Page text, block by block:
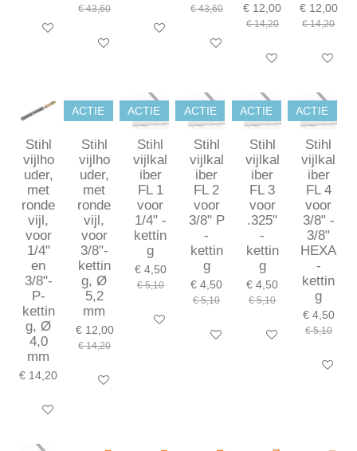
In winkelwagen
€ 43,60
In winkelwagen
In winkelwagen
€ 43,60
In winkelwagen
€ 12,00
€ 14,20
In winkelwagen
€ 12,00
€ 14,20
In
Stihl
vijlho
uder,
met
ronde
vijl,
voor
1/4"
en
3/8"-
P-
kettin
g, Ø
4,0
mm
€ 14,20
In winkelwagen
ACTIE
Stihl
vijlho
uder,
met
ronde
vijl,
voor
3/8"-
kettin
g, Ø
5,2
mm
€ 12,00
€ 14,20
In winkelwagen
ACTIE
Stihl
vijlkal
iber
FL 1
voor
1/4" -
kettin
g
€ 4,50
€ 5,10
In winkelwagen
ACTIE
Stihl
vijlkal
iber
FL 2
voor
3/8" P
-
kettin
g
€ 4,50
€ 5,10
In winkelwagen
ACTIE
Stihl
vijlkal
iber
FL 3
voor
.325"
-
kettin
g
€ 4,50
€ 5,10
In winkelwagen
ACTIE
Stihl
vijlkal
iber
FL 4
voor
3/8" -
3/8"
HEXA
-
kettin
g
€ 4,50
€ 5,10
In